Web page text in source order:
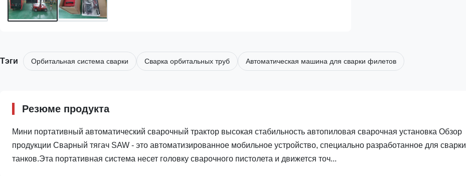
Тэги Орбитальная система сварки Сварка орбитальных труб Автоматическая машина для сварки филетов
Резюме продукта
Мини портативный автоматический сварочный трактор высокая стабильность автопиловая сварочная установка Обзор
продукции Сварный тягач SAW - это автоматизированное мобильное устройство, специально разработанное для сварки
танков.Эта портативная система несет головку сварочного пистолета и движется точ...